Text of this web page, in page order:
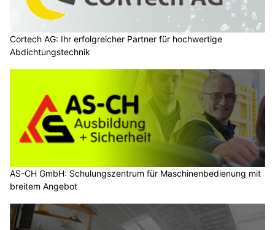
Cortech AG: Ihr erfolgreicher Partner für hochwertige
Abdichtungstechnik
AS-CH GmbH: Schulungszentrum für Maschinenbedienung mit
breitem Angebot